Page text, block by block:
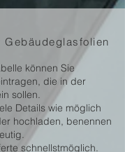
Gebäudeglasfolien
können Sie
die in der
sollen.
Details wie möglich
hochladen, benennen
schnellstmöglich.